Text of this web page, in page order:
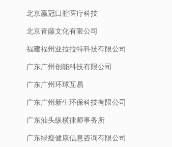
北京赢冠口腔医疗科技
北京青藤文化有限公司
福建福州亚拉拉特科技有限公司
广东广州创能科技有限公司
广东广州环球互易
广东广州新生环保科技有限公司
广东汕头纵横律师事务所
广东绿瘦健康信息咨询有限公司